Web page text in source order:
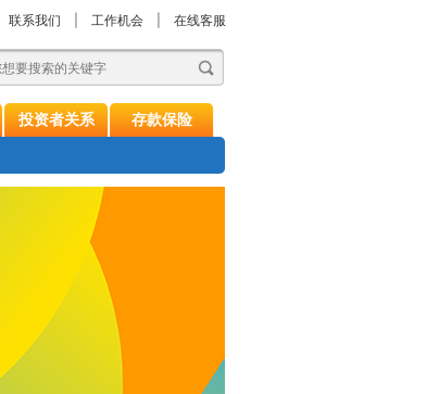
联系我们 工作机会 在线客服
投资者关系 存款保险